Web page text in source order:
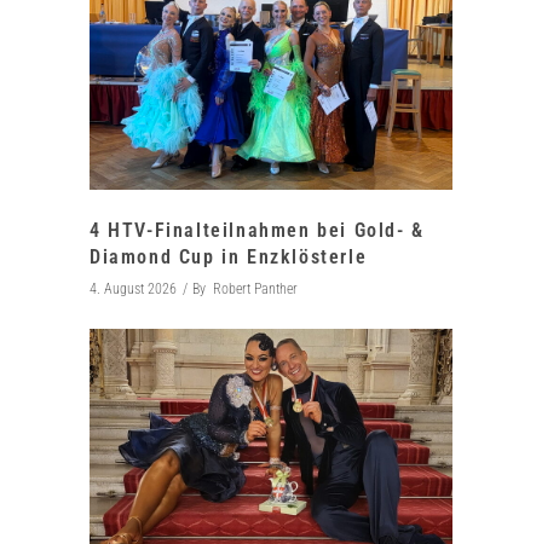
4 HTV-Finalteilnahmen bei Gold- &
Diamond Cup in Enzklösterle
4. August 2026 By Robert Panther